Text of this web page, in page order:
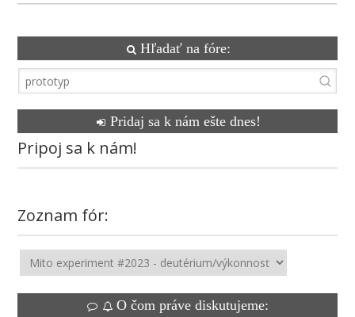
Hľadať na fóre:
Pridaj sa k nám ešte dnes!
Pripoj sa k nám!
Zoznam fór:
O čom práve diskutujeme: